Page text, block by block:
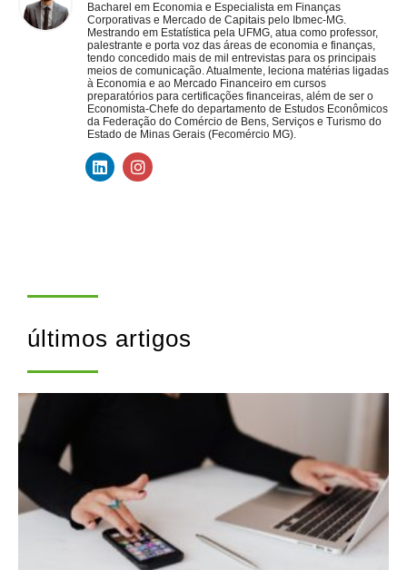
últimos artigos
Bacharel em Economia e Especialista em Finanças
Corporativas e Mercado de Capitais pelo Ibmec-MG.
Mestrando em Estatística pela UFMG, atua como professor,
palestrante e porta voz das áreas de economia e finanças,
tendo concedido mais de mil entrevistas para os principais
meios de comunicação. Atualmente, leciona matérias ligadas
à Economia e ao Mercado Financeiro em cursos
preparatórios para certificações financeiras, além de ser o
Economista-Chefe do departamento de Estudos Econômicos
da Federação do Comércio de Bens, Serviços e Turismo do
Estado de Minas Gerais (Fecomércio MG).